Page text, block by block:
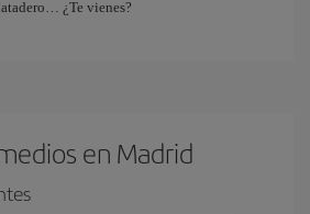
¿Te vienes?
en Madrid